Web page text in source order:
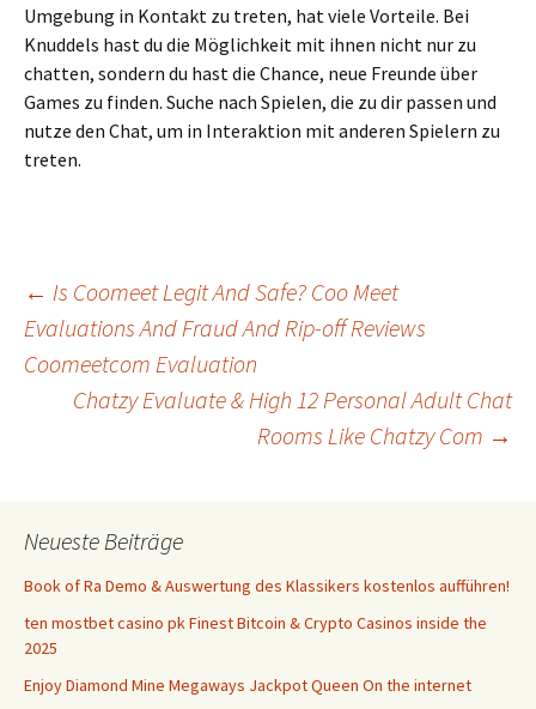
Umgebung in Kontakt zu treten, hat viele Vorteile. Bei
Knuddels hast du die Möglichkeit mit ihnen nicht nur zu
chatten, sondern du hast die Chance, neue Freunde über
Games zu finden. Suche nach Spielen, die zu dir passen und
nutze den Chat, um in Interaktion mit anderen Spielern zu
treten.
Beitrags-
Navigation
← Is Coomeet Legit And Safe? Coo Meet
Evaluations And Fraud And Rip-off Reviews
Coomeetcom Evaluation
Chatzy Evaluate & High 12 Personal Adult Chat
Rooms Like Chatzy Com →
Neueste Beiträge
Book of Ra Demo & Auswertung des Klassikers kostenlos aufführen!
ten mostbet casino pk Finest Bitcoin & Crypto Casinos inside the
2025
Enjoy Diamond Mine Megaways Jackpot Queen On the internet